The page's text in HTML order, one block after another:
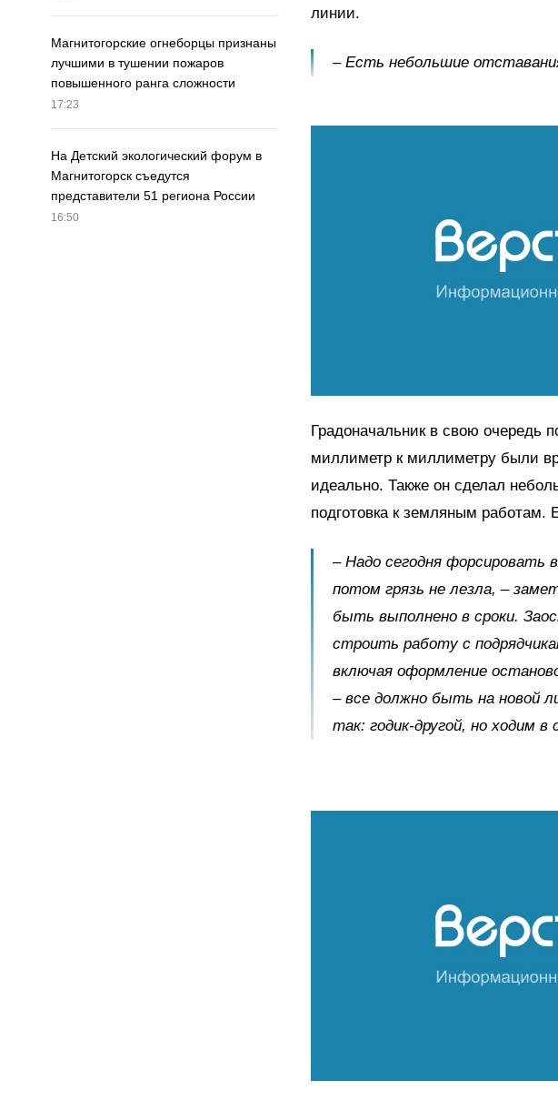
Магнитогорские огнеборцы признаны
лучшими в тушении пожаров
повышенного ранга сложности
17:23
На Детский экологический форум в
Магнитогорск съедутся
представители 51 региона России
16:50
линии.
– Есть небольшие
Градоначальник в свою очередь
миллиметр к миллиметру были
идеально. Также он сделал
подготовка к земляным работам.
– Надо сегодня
потом грязь не лезла, –
быть выполнено в сроки.
строить работу с
включая оформление
– все должно быть на новой
так: годик-другой, но ходим в